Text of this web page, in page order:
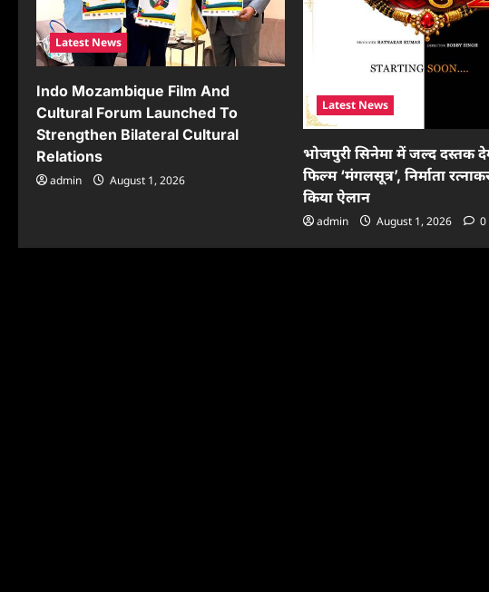
t
i
o
n
Latest News
Indo Mozambique Film And
Cultural Forum Launched To
Strengthen Bilateral Cultural
Relations
admin August 1, 2026
Latest News
भोजपुरी सिनेमा में जल्द दस्तक
फिल्म ‘मंगलसूत्र’, निर्माता
किया ऐलान
admin August 1, 2026 0